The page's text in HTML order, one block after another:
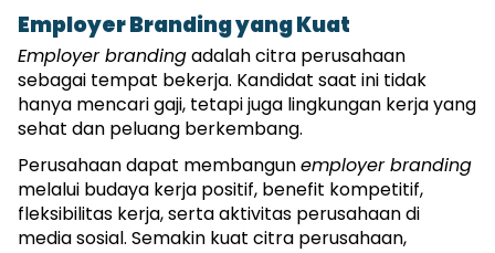
Employer Branding yang Kuat
Employer branding adalah citra perusahaan
sebagai tempat bekerja. Kandidat saat ini tidak
hanya mencari gaji, tetapi juga lingkungan kerja yang
sehat dan peluang berkembang.
Perusahaan dapat membangun employer branding
melalui budaya kerja positif, benefit kompetitif,
fleksibilitas kerja, serta aktivitas perusahaan di
media sosial. Semakin kuat citra perusahaan,